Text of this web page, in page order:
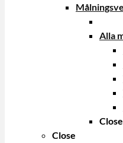
Alla
Close
Close